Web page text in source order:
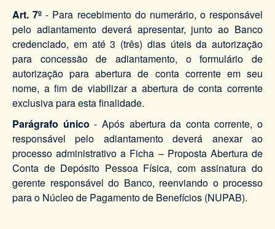
Art. 7º- Para recebimento do numerário, o responsável
pelo adiantamento deverá apresentar, junto ao Banco
credenciado, em até 3 (três) dias úteis da autorização
para concessão de adiantamento, o formulário de
autorização para abertura de conta corrente em seu
nome, a fim de viabilizar a abertura de conta corrente
exclusiva para esta finalidade.
Parágrafo único - Após abertura da conta corrente, o
responsável pelo adiantamento deverá anexar ao
processo administrativo a Ficha – Proposta Abertura de
Conta de Depósito Pessoa Física, com assinatura do
gerente responsável do Banco, reenviando o processo
para o Núcleo de Pagamento de Benefícios (NUPAB).